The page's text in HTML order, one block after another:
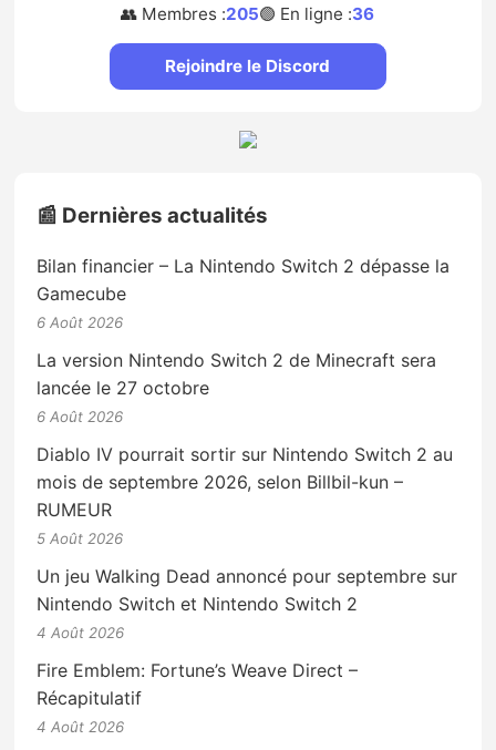
👥 Membres :205🟢 En ligne :36
Rejoindre le Discord
📰 Dernières actualités
Bilan financier – La Nintendo Switch 2 dépasse la
Gamecube
6 Août 2026
La version Nintendo Switch 2 de Minecraft sera
lancée le 27 octobre
6 Août 2026
Diablo IV pourrait sortir sur Nintendo Switch 2 au
mois de septembre 2026, selon Billbil-kun –
RUMEUR
5 Août 2026
Un jeu Walking Dead annoncé pour septembre sur
Nintendo Switch et Nintendo Switch 2
4 Août 2026
Fire Emblem: Fortune’s Weave Direct –
Récapitulatif
4 Août 2026